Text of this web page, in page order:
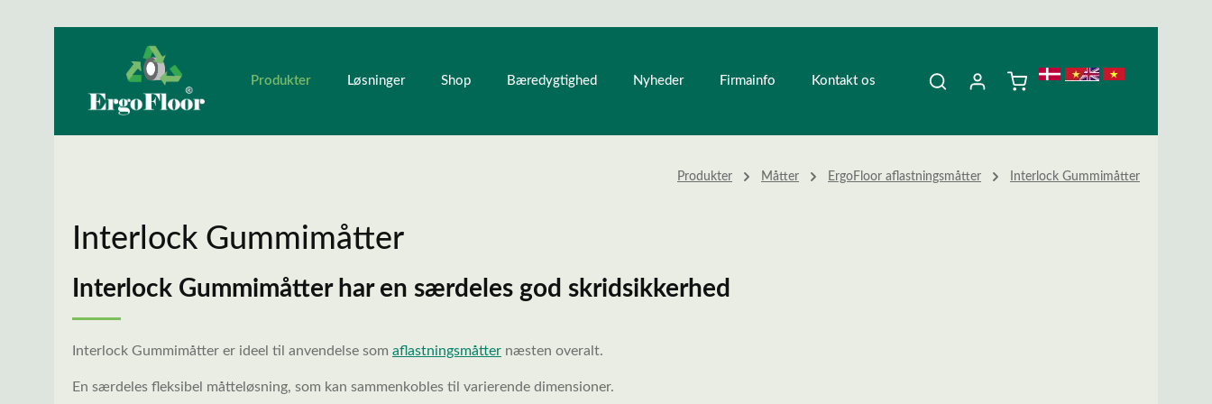
Gå til hovednavigation
Løsninger Shop Bæredygtighed Nyheder Firmainfo Kontakt os
Produkter Måtter ErgoFloor aflastningsmåtter Interlock Gummimåtter
Interlock Gummimåtter
Interlock Gummimåtter har en særdeles god skridsikkerhed
Interlock Gummimåtter er ideel til anvendelse som aflastningsmåtter næsten overalt.
En særdeles fleksibel måtteløsning, som kan sammenkobles til varierende dimensioner.